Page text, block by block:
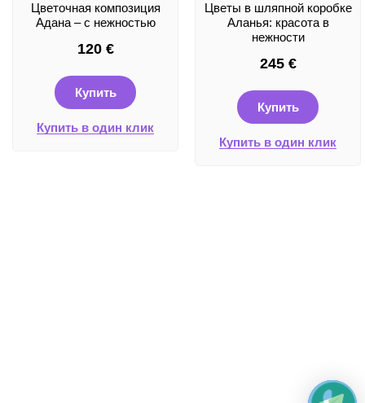
Цветочная композиция
Адана – с нежностью
120 €
Купить
Купить в один клик
Цветы в шляпной коробке
Аланья: красота в
нежности
245 €
Купить
Купить в один клик